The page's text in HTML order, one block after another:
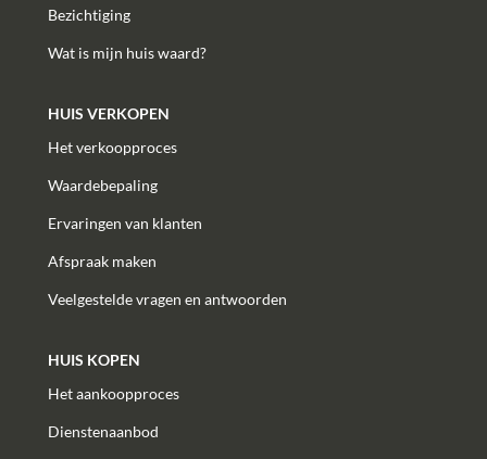
Bezichtiging
Wat is mijn huis waard?
HUIS VERKOPEN
Het verkoopproces
Waardebepaling
Ervaringen van klanten
Afspraak maken
Veelgestelde vragen en antwoorden
HUIS KOPEN
Het aankoopproces
Dienstenaanbod